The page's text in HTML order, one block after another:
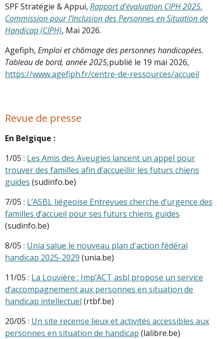
SPF Stratégie & Appui, Rapport d’évaluation CIPH 2025.
Commission pour l’Inclusion des Personnes en Situation de
Handicap (CIPH), Mai 2026.
Agefiph, Emploi et chômage des personnes handicapées.
Tableau de bord, année 2025,publié le 19 mai 2026,
https://www.agefiph.fr/centre-de-ressources/accueil
Revue de presse
En Belgique :
1/05 : Les Amis des Aveugles lancent un appel pour
trouver des familles afin d’accueillir les futurs chiens
guides (sudinfo.be)
7/05 : L’ASBL liégeoise Entrevues cherche d’urgence des
familles d’accueil pour ses futurs chiens guides
(sudinfo.be)
8/05 : Unia salue le nouveau plan d'action fédéral
handicap 2025-2029 (unia.be)
11/05 : La Louvière : Imp’ACT asbl propose un service
d’accompagnement aux personnes en situation de
handicap intellectuel (rtbf.be)
20/05 : Un site recense lieux et activités accessibles aux
personnes en situation de handicap (lalibre.be)